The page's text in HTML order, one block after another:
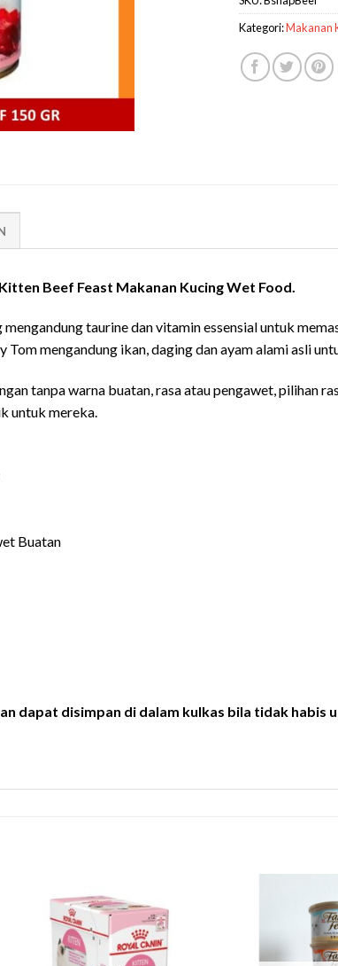
Kategori:Makanan
Beef Feast Makanan Kucing Wet Food.
taurine dan vitamin essensial untuk
Tom mengandung ikan, daging dan ayam alami asli
tanpa warna buatan, rasa atau pengawet, pilihan
untuk mereka.
Buatan
dapat disimpan di dalam kulkas bila tidak